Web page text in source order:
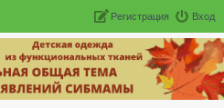
Вход
Регистрация